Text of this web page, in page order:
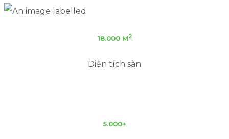
18.000 M2
Diện tích sàn
5.000+